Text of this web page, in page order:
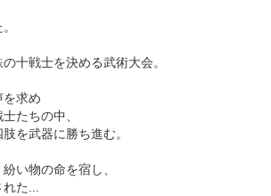
十戦士を決める武術大会。
求め
たちの中、
を武器に勝ち進む。
い物の命を宿し、
た...